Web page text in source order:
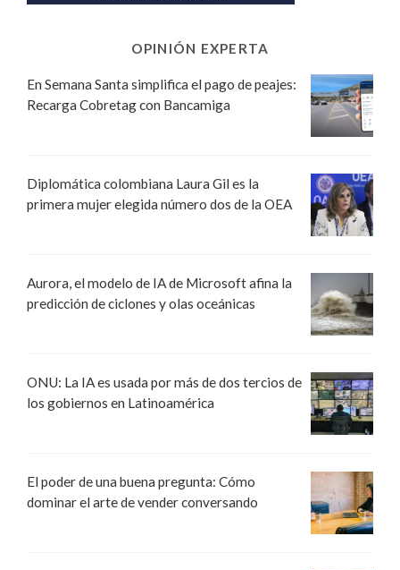
OPINIÓN EXPERTA
En Semana Santa simplifica el pago de peajes:
Recarga Cobretag con Bancamiga
Diplomática colombiana Laura Gil es la
primera mujer elegida número dos de la OEA
Aurora, el modelo de IA de Microsoft afina la
predicción de ciclones y olas oceánicas
ONU: La IA es usada por más de dos tercios de
los gobiernos en Latinoamérica
El poder de una buena pregunta: Cómo
dominar el arte de vender conversando